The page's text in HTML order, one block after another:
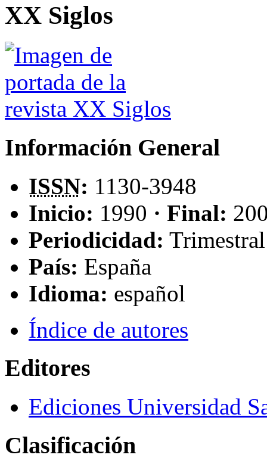
XX Siglos
Información General
ISSN: 1130-3948
Inicio: 1990 · Final:
Periodicidad: Trimestral
País: España
Idioma: español
Índice de autores
Editores
Ediciones Universidad
Clasificación